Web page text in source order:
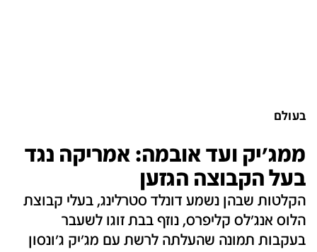
בעולם
ממג'יק ועד אובמה: אמריקה נגד
בעל הקבוצה הגזען
הקלטות שבהן נשמע דונלד סטרלינג, בעלי קבוצת
הלוס אנג'לס קליפרס, נוזף בבת זוגו לשעבר
בעקבות תמונה שהעלתה לרשת עם מג'יק ג'ונסון